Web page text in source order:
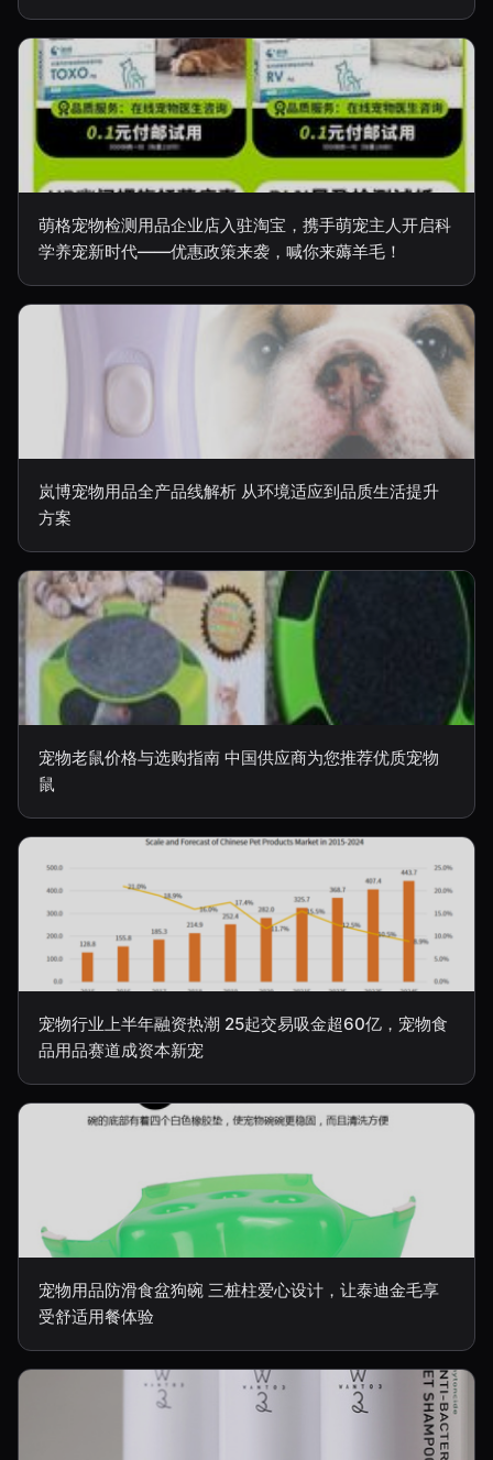
萌格宠物检测用品企业店入驻淘宝，携手萌宠主人开启科
学养宠新时代——优惠政策来袭，喊你来薅羊毛！
岚博宠物用品全产品线解析 从环境适应到品质生活提升
方案
宠物老鼠价格与选购指南 中国供应商为您推荐优质宠物
鼠
宠物行业上半年融资热潮 25起交易吸金超60亿，宠物食
品用品赛道成资本新宠
宠物用品防滑食盆狗碗 三桩柱爱心设计，让泰迪金毛享
受舒适用餐体验